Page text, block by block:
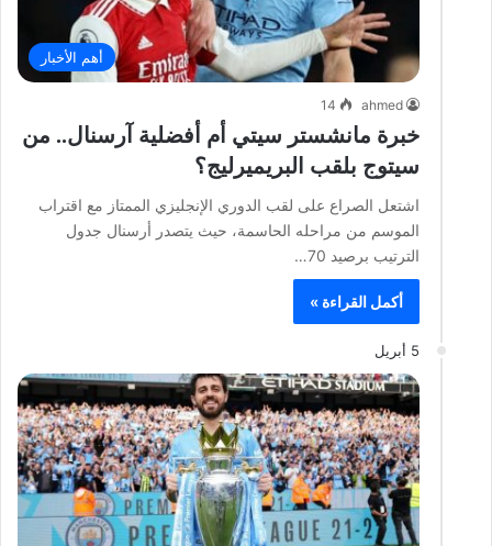
أهم الأخبار
ahmed
14
خبرة مانشستر سيتي أم أفضلية آرسنال.. من
سيتوج بلقب البريميرليج؟
اشتعل الصراع على لقب الدوري الإنجليزي الممتاز مع اقتراب
الموسم من مراحله الحاسمة، حيث يتصدر أرسنال جدول
الترتيب برصيد 70…
أكمل القراءة »
5 أبريل